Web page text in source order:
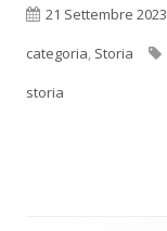
Pubblicato
21 Settembre 2023
categoria, Storia
storia